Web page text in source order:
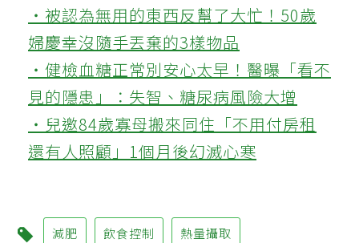
‧被認為無用的東西反幫了大忙！50歲
婦慶幸沒隨手丟棄的3樣物品
‧健檢血糖正常別安心太早！醫曝「看不
見的隱患」：失智、糖尿病風險大增
‧兒邀84歲寡母搬來同住「不用付房租
還有人照顧」1個月後幻滅心寒
減肥 飲食控制 熱量攝取